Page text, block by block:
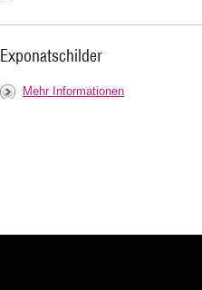
Exponatschilder
Mehr Informationen